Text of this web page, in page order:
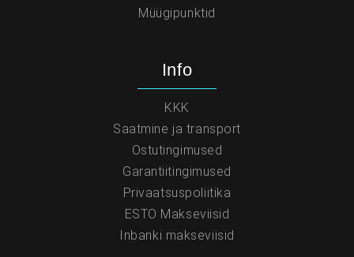
Müügipunktid
Info
KKK
Saatmine ja transport
Ostutingimused
Garantiitingimused
Privaatsuspoliitika
ESTO Makseviisid
Inbanki makseviisid